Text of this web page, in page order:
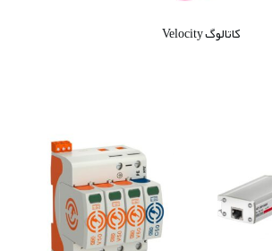
کاتالوگ Velocity